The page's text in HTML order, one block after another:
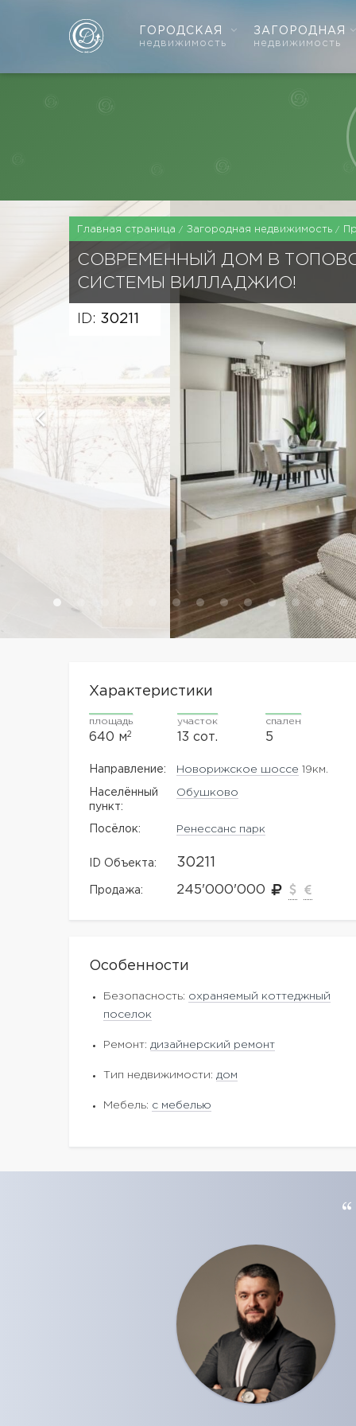
ГОРОДСКАЯ
недвижимость
ЗАГОРОДНАЯ
недвижимость
Главная страница Загородная недвижимость
СОВРЕМЕННЫЙ ДОМ В
СИСТЕМЫ ВИЛЛАДЖИО!
ID: 30211
Характеристики
площадь
640 м2
участок
13 сот.
спален
5
Направление: Новорижское шоссе 19км.
Населённый
пункт:
Обушково
Посёлок: Ренессанс парк
ID Объекта: 30211
Продажа: 245'000'000
Особенности
Безопасность: охраняемый коттеджный
поселок
Ремонт: дизайнерский ремонт
Тип недвижимости: дом
Мебель: с мебелью